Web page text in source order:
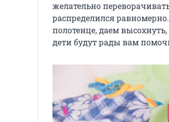
желательно
распределился
полотенце, даем
дети будут рады вам